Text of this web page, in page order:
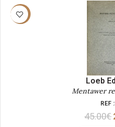
-40%
Loeb
Mentawer
REF :
45.00€